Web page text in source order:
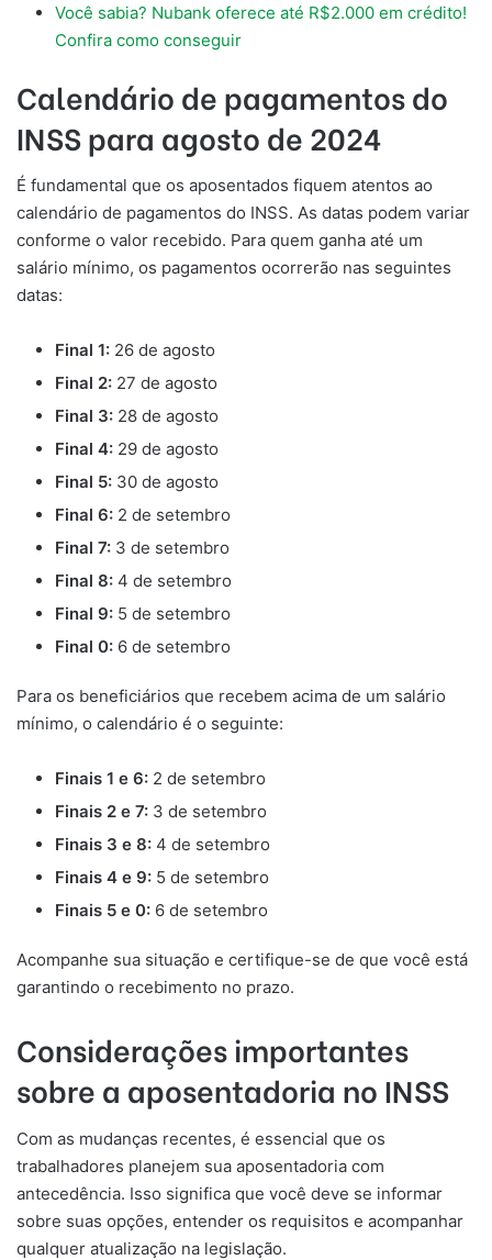
Você sabia? Nubank oferece até R$2.000 em crédito!
Confira como conseguir
Calendário de pagamentos do
INSS para agosto de 2024
É fundamental que os aposentados fiquem atentos ao
calendário de pagamentos do INSS. As datas podem variar
conforme o valor recebido. Para quem ganha até um
salário mínimo, os pagamentos ocorrerão nas seguintes
datas:
Final 1: 26 de agosto
Final 2: 27 de agosto
Final 3: 28 de agosto
Final 4: 29 de agosto
Final 5: 30 de agosto
Final 6: 2 de setembro
Final 7: 3 de setembro
Final 8: 4 de setembro
Final 9: 5 de setembro
Final 0: 6 de setembro
Para os beneficiários que recebem acima de um salário
mínimo, o calendário é o seguinte:
Finais 1 e 6: 2 de setembro
Finais 2 e 7: 3 de setembro
Finais 3 e 8: 4 de setembro
Finais 4 e 9: 5 de setembro
Finais 5 e 0: 6 de setembro
Acompanhe sua situação e certifique-se de que você está
garantindo o recebimento no prazo.
Considerações importantes
sobre a aposentadoria no INSS
Com as mudanças recentes, é essencial que os
trabalhadores planejem sua aposentadoria com
antecedência. Isso significa que você deve se informar
sobre suas opções, entender os requisitos e acompanhar
qualquer atualização na legislação.